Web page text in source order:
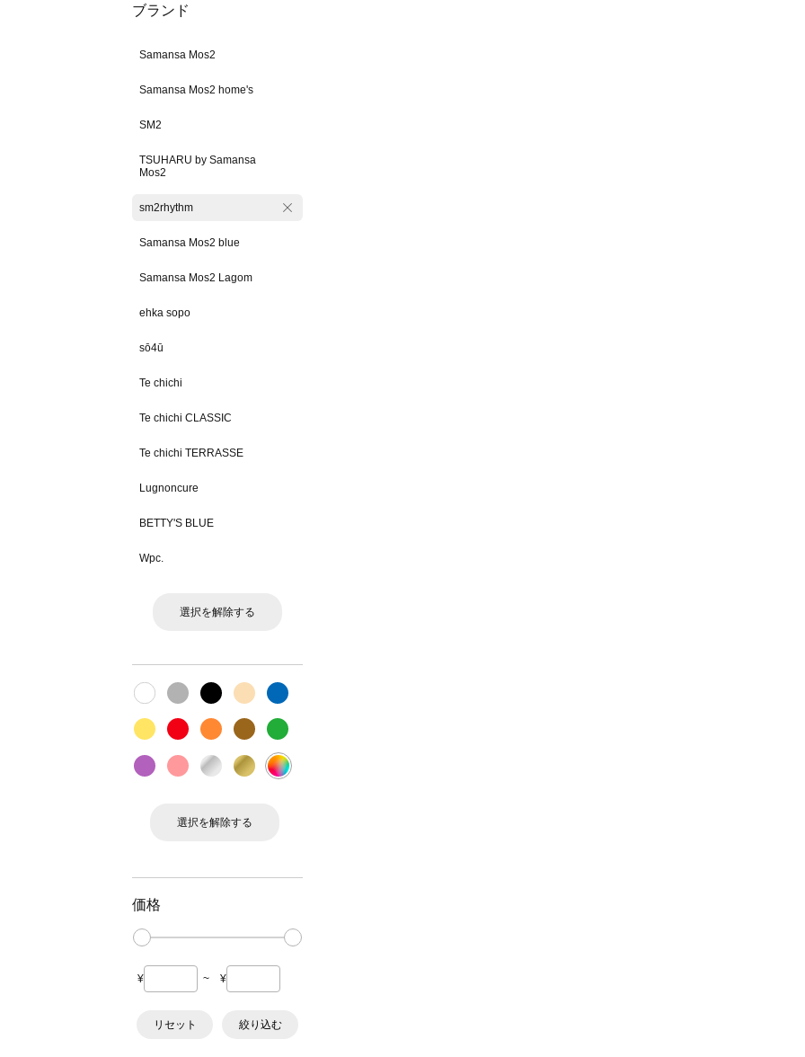
ブランド
Samansa Mos2
Samansa Mos2 home's
SM2
TSUHARU by Samansa
Mos2
sm2rhythm
Samansa Mos2 blue
Samansa Mos2 Lagom
ehka sopo
sō4ū
Te chichi
Te chichi CLASSIC
Te chichi TERRASSE
Lugnoncure
BETTY'S BLUE
Wpc.
選択を解除する
選択を解除する
価格
¥ ~ ¥
リセット 絞り込む